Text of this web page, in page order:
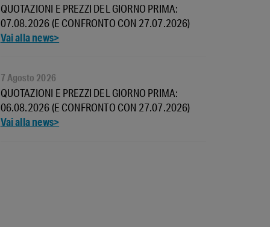
QUOTAZIONI E PREZZI DEL GIORNO PRIMA:
07.08.2026 (E CONFRONTO CON 27.07.2026)
QUOTAZIONI E PREZZI DEL GIORNO PRIMA:
06.08.2026 (E CONFRONTO CON 27.07.2026)
7 Agosto 2026